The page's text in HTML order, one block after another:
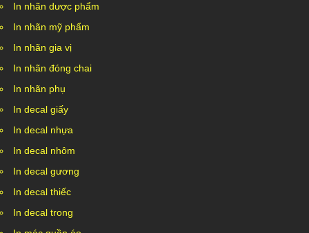
In nhãn dược phẩm
In nhãn mỹ phẩm
In nhãn gia vị
In nhãn đóng chai
In nhãn phụ
In decal giấy
In decal nhựa
In decal nhôm
In decal gương
In decal thiếc
In decal trong